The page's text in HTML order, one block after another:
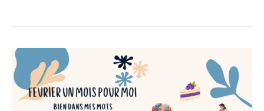
–
questions
sur
les